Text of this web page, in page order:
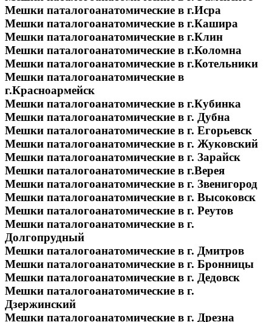
Мешки паталогоанатомические в г.Исра
Мешки паталогоанатомические в г.Кашира
Мешки паталогоанатомические в г.Клин
Мешки паталогоанатомические в г.Коломна
Мешки паталогоанатомические в г.Котельники
Мешки паталогоанатомические в
г.Красноармейск
Мешки паталогоанатомические в г.Кубинка
Мешки паталогоанатомические в г. Дубна
Мешки паталогоанатомические в г. Егорьевск
Мешки паталогоанатомические в г. Жуковский
Мешки паталогоанатомические в г. Зарайск
Мешки паталогоанатомические в г.Верея
Мешки паталогоанатомические в г. Звенигород
Мешки паталогоанатомические в г. Высоковск
Мешки паталогоанатомические в г. Реутов
Мешки паталогоанатомические в г.
Долгопрудный
Мешки паталогоанатомические в г. Дмитров
Мешки паталогоанатомические в г. Бронницы
Мешки паталогоанатомические в г. Дедовск
Мешки паталогоанатомические в г.
Дзержинский
Мешки паталогоанатомические в г. Дрезна